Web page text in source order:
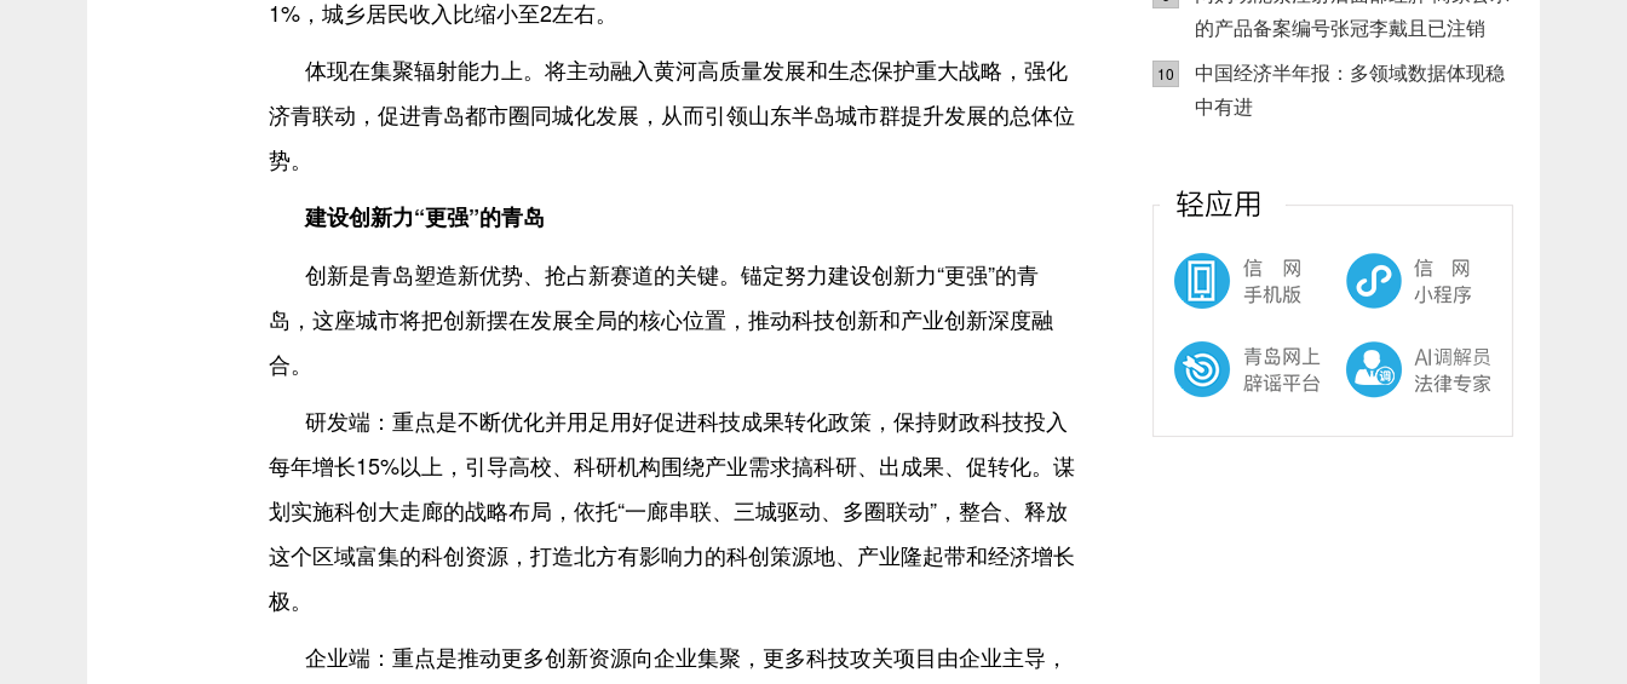
1%，城乡居民收入比缩小至2左右。
体现在集聚辐射能力上。将主动融入黄河高质量发展和生态保护重大战略，强化
济青联动，促进青岛都市圈同城化发展，从而引领山东半岛城市群提升发展的总体位
势。
建设创新力“更强”的青岛
创新是青岛塑造新优势、抢占新赛道的关键。锚定努力建设创新力“更强”的青
岛，这座城市将把创新摆在发展全局的核心位置，推动科技创新和产业创新深度融
合。
研发端：重点是不断优化并用足用好促进科技成果转化政策，保持财政科技投入
每年增长15%以上，引导高校、科研机构围绕产业需求搞科研、出成果、促转化。谋
划实施科创大走廊的战略布局，依托“一廊串联、三城驱动、多圈联动”，整合、释放
这个区域富集的科创资源，打造北方有影响力的科创策源地、产业隆起带和经济增长
极。
企业端：重点是推动更多创新资源向企业集聚，更多科技攻关项目由企业主导，
的产品备案编号张冠李戴且已注销
10
中国经济半年报：多领域数据体现稳
中有进